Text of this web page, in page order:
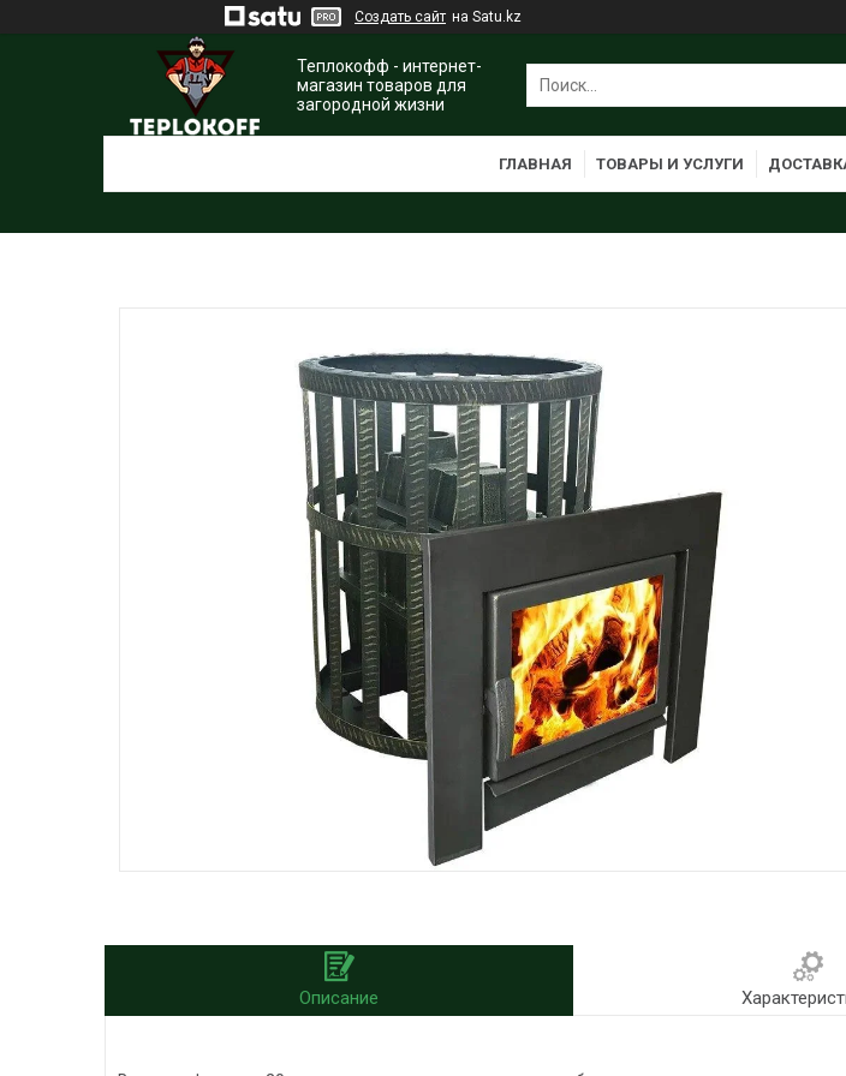
Создать сайт на Satu.kz
Теплокофф - интернет-
магазин товаров для
загородной жизни
ГЛАВНАЯ ТОВАРЫ И УСЛУГИ
Описание